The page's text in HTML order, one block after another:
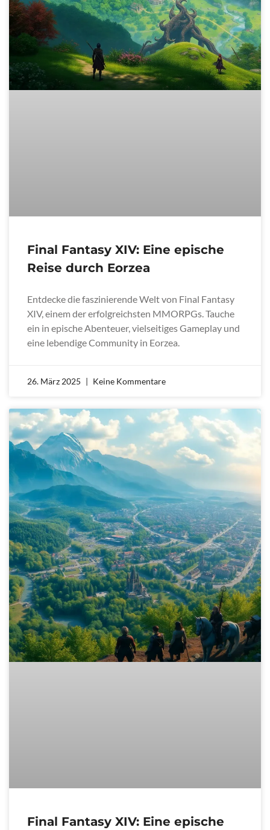
Final Fantasy XIV: Eine epische
Reise durch Eorzea
Entdecke die faszinierende Welt von Final Fantasy
XIV, einem der erfolgreichsten MMORPGs. Tauche
ein in epische Abenteuer, vielseitiges Gameplay und
eine lebendige Community in Eorzea.
26. März 2025 Keine Kommentare
Final Fantasy XIV: Eine epische